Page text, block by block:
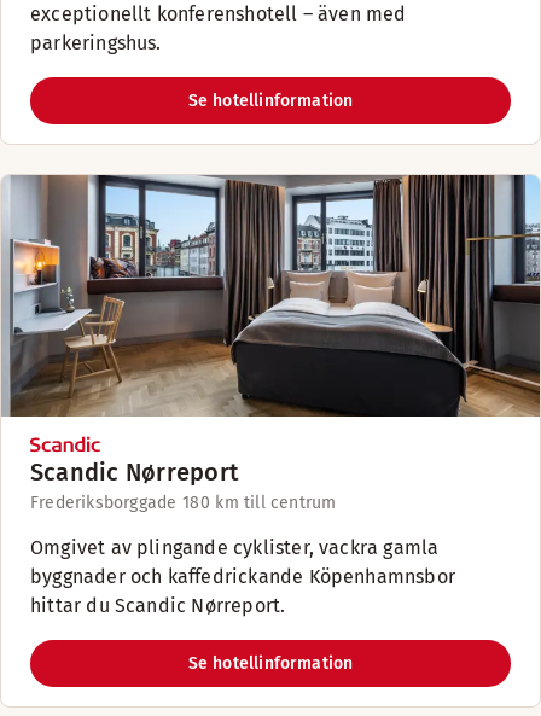
exceptionellt konferenshotell – även med
parkeringshus.
Se hotellinformation
Scandic Nørreport
Frederiksborggade 180 km till centrum
Omgivet av plingande cyklister, vackra gamla
byggnader och kaffedrickande Köpenhamnsbor
hittar du Scandic Nørreport.
Se hotellinformation